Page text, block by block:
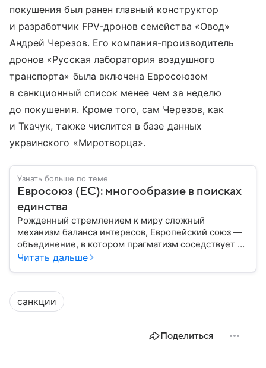
покушения был ранен главный конструктор
и разработчик FPV-дронов семейства «Овод»
Андрей Черезов. Его компания-производитель
дронов «Русская лаборатория воздушного
транспорта» была включена Евросоюзом
в санкционный список менее чем за неделю
до покушения. Кроме того, сам Черезов, как
и Ткачук, также числится в базе данных
украинского «Миротворца».
Узнать больше по теме
Евросоюз (ЕС): многообразие в поисках
единства
Рожденный стремлением к миру сложный
механизм баланса интересов, Европейский союз —
объединение, в котором прагматизм соседствует с
идеализмом. Амбициозный проект превратил
Читать дальше
санкции
Поделиться